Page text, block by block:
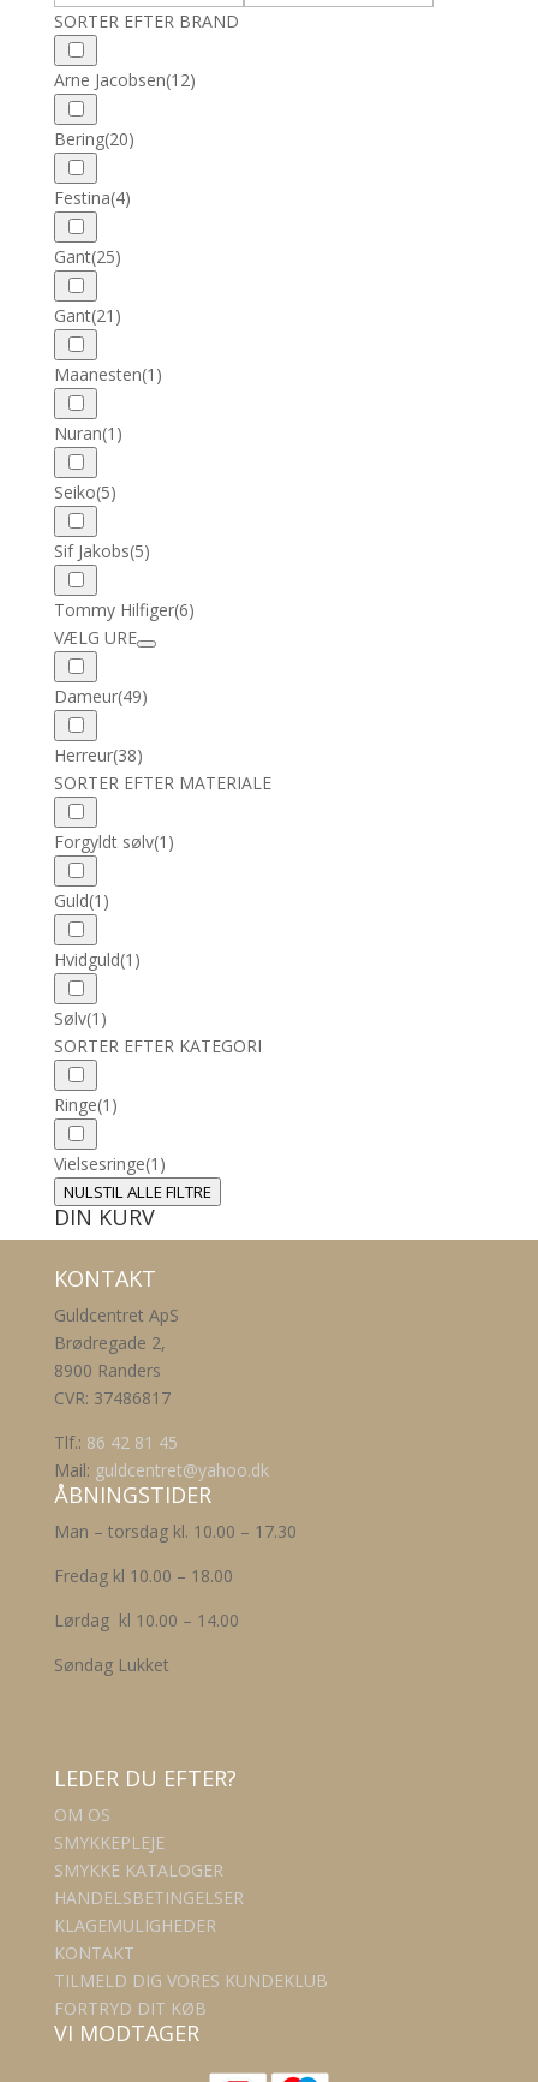
SORTER EFTER BRAND
Arne Jacobsen(12)
Bering(20)
Festina(4)
Gant(25)
Gant(21)
Maanesten(1)
Nuran(1)
Seiko(5)
Sif Jakobs(5)
Tommy Hilfiger(6)
VÆLG URE
Dameur(49)
Herreur(38)
SORTER EFTER MATERIALE
Forgyldt sølv(1)
Guld(1)
Hvidguld(1)
Sølv(1)
SORTER EFTER KATEGORI
Ringe(1)
Vielsesringe(1)
NULSTIL ALLE FILTRE
DIN KURV
KONTAKT
Guldcentret ApS
Brødregade 2,
8900 Randers
CVR: 37486817
Tlf.: 86 42 81 45
Mail: guldcentret@yahoo.dk
ÅBNINGSTIDER
Man – torsdag kl. 10.00 – 17.30
Fredag kl 10.00 – 18.00
Lørdag kl 10.00 – 14.00
Søndag Lukket
LEDER DU EFTER?
OM OS
SMYKKEPLEJE
SMYKKE KATALOGER
HANDELSBETINGELSER
KLAGEMULIGHEDER
KONTAKT
TILMELD DIG VORES KUNDEKLUB
FORTRYD DIT KØB
VI MODTAGER